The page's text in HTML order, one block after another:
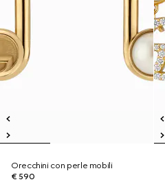
Orecchini con perle mobili
€ 590